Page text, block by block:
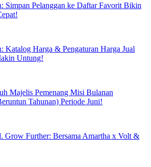
Simpan Pelanggan ke Daftar Favorit Bikin
Katalog Harga & Pengaturan Harga Jual
Untung!
Majelis Pemenang Misi Bulanan
Tahunan) Periode Juni!
Grow Further: Bersama Amartha x Volt &